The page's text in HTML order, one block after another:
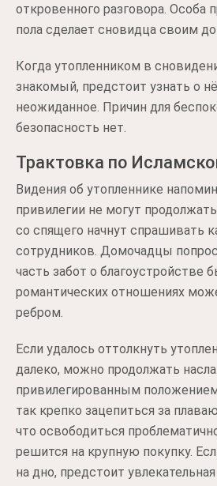
откровенного разговора. Особа
пола сделает сновидца своим
Когда утопленником в
знакомый, предстоит узнать о
неожиданное. Причин для
безопасность нет.
Трактовка по
Видения об утопленнике
привилегии не могут
со спящего начнут спрашивать
сотрудников. Домочадцы
часть забот о благоустройстве
романтических отношениях
ребром.
Если удалось оттолкнуть
далеко, можно продолжать
привилегированным
так крепко зацепиться за
что освободиться
решится на крупную покупку.
на дно, предстоит